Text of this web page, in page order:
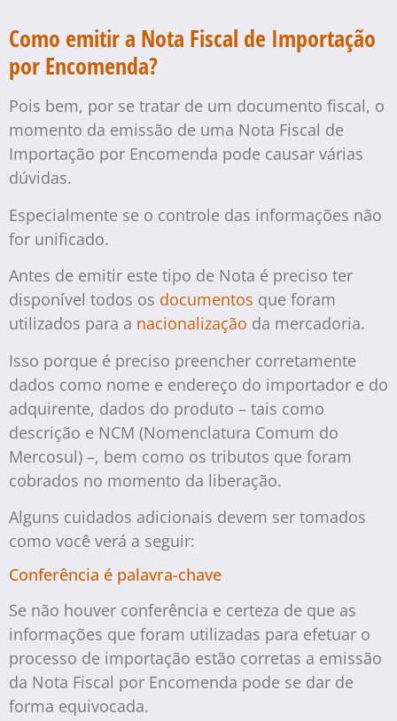
Como emitir a Nota Fiscal de Importação
por Encomenda?
Pois bem, por se tratar de um documento fiscal, o
momento da emissão de uma Nota Fiscal de
Importação por Encomenda pode causar várias
dúvidas.
Especialmente se o controle das informações não
for unificado.
Antes de emitir este tipo de Nota é preciso ter
disponível todos os documentos que foram
utilizados para a nacionalização da mercadoria.
Isso porque é preciso preencher corretamente
dados como nome e endereço do importador e do
adquirente, dados do produto – tais como
descrição e NCM (Nomenclatura Comum do
Mercosul) –, bem como os tributos que foram
cobrados no momento da liberação.
Alguns cuidados adicionais devem ser tomados
como você verá a seguir:
Conferência é palavra-chave
Se não houver conferência e certeza de que as
informações que foram utilizadas para efetuar o
processo de importação estão corretas a emissão
da Nota Fiscal por Encomenda pode se dar de
forma equivocada.